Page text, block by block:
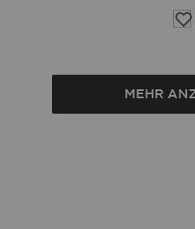
Auf
die
MEHR